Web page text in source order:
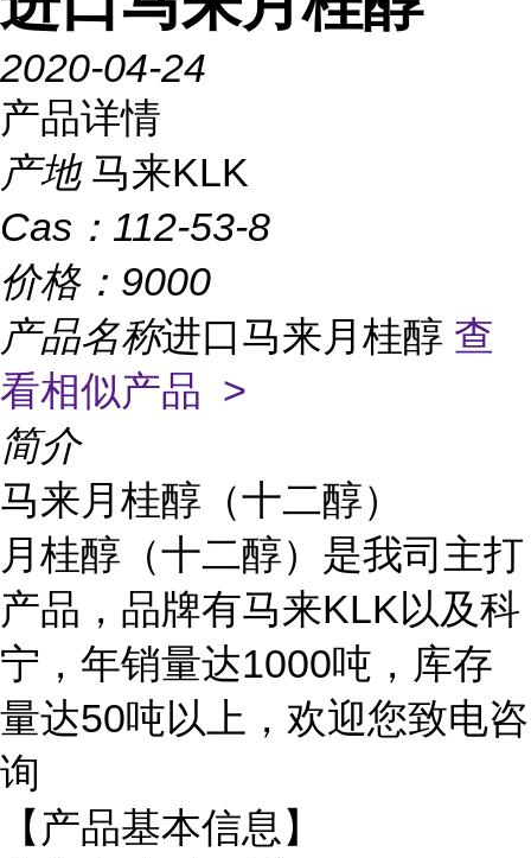
2020-04-24
产品详情
产地 马来KLK
Cas： 112-53-8
价格： 9000
产品名称进口马来月桂醇 查
看相似产品 >
简介
马来月桂醇（十二醇）
月桂醇（十二醇）是我司主打
产品，品牌有马来KLK以及科
宁，年销量达1000吨，库存
量达50吨以上，欢迎您致电咨
询
【产品基本信息】